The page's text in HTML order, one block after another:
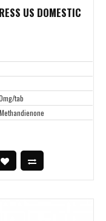
US DOMESTIC
tab